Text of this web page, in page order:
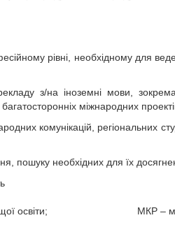
рівні, необхідному для
з/на іноземні мови,
міжнародних
комунікацій, регіональних
пошуку необхідних для їх
вищої освіти; МКР –